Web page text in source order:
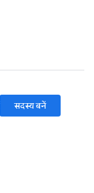
सदस्य बनें